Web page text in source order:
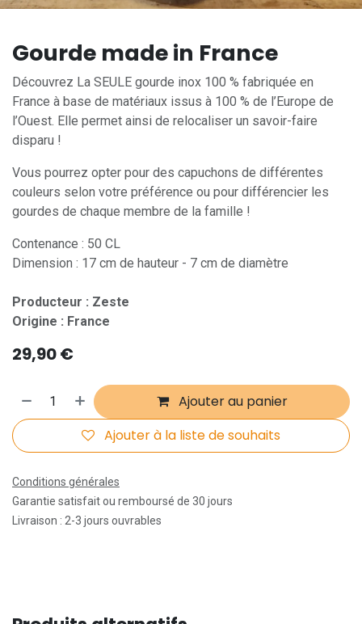
Gourde made in France
Découvrez La SEULE gourde inox 100 % fabriquée en
France à base de matériaux issus à 100 % de l’Europe de
l’Ouest. Elle permet ainsi de relocaliser un savoir-faire
disparu !
Vous pourrez opter pour des capuchons de différentes
couleurs selon votre préférence ou pour différencier les
gourdes de chaque membre de la famille !
Contenance : 50 CL
Dimension : 17 cm de hauteur - 7 cm de diamètre
Producteur : Zeste
Origine : France
29,90€
Ajouter au panier
Ajouter à la liste de souhaits
Conditions générales
Garantie satisfait ou remboursé de 30 jours
Livraison : 2-3 jours ouvrables